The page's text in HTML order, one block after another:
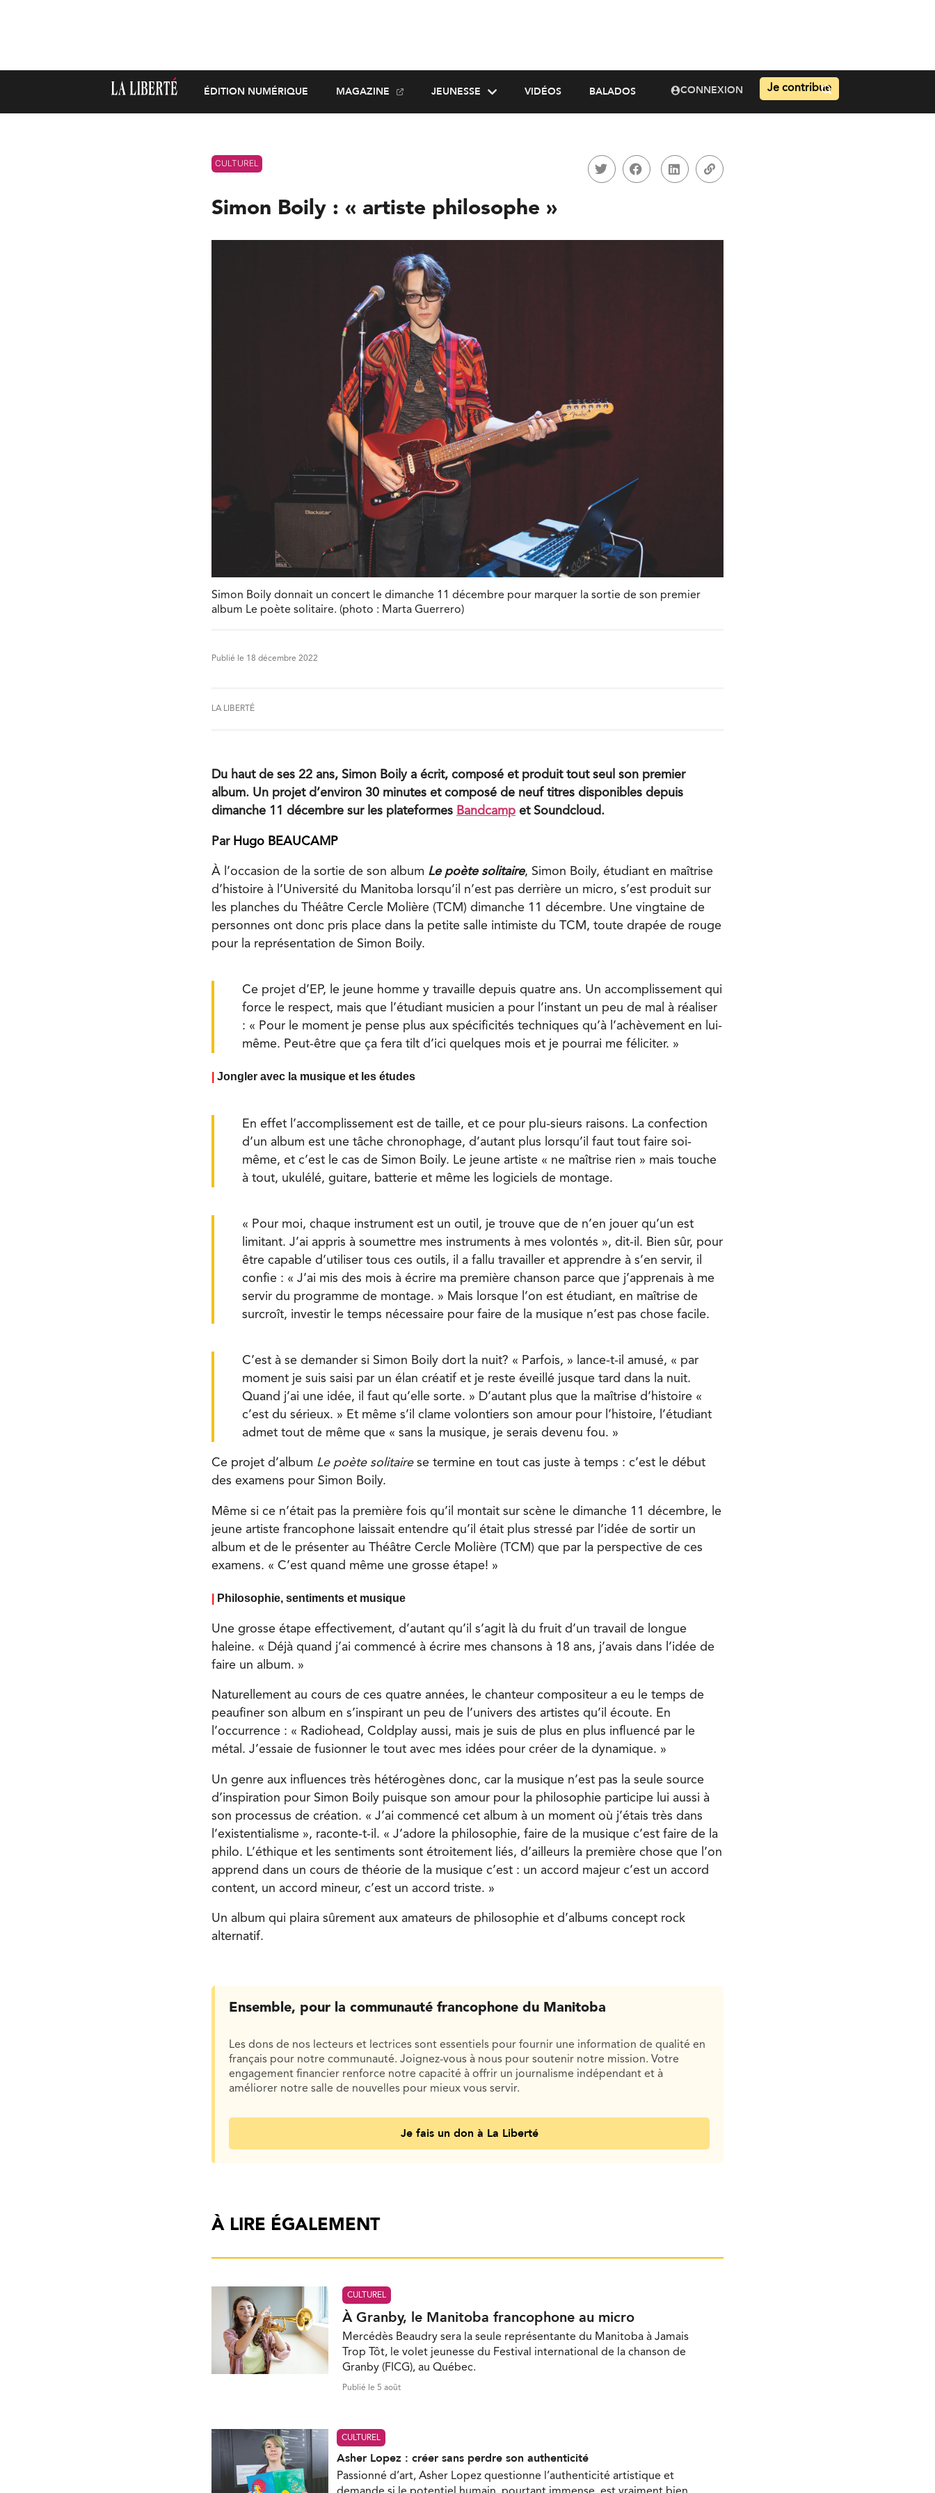
ÉDITION NUMÉRIQUE MAGAZINE JEUNESSE VIDÉOS BALADOS CONNEXION Je contribue
CULTUREL
Simon Boily : « artiste philosophe »
Simon Boily donnait un concert le dimanche 11 décembre pour marquer la sortie de son premier
album Le poète solitaire. (photo : Marta Guerrero)
Publié le 18 décembre 2022
LA LIBERTÉ
Du haut de ses 22 ans, Simon Boily a écrit, composé et produit tout seul son premier
album. Un projet d’environ 30 minutes et composé de neuf titres disponibles depuis
dimanche 11 décembre sur les plateformes Bandcamp et Soundcloud.
Par Hugo BEAUCAMP
À l’occasion de la sortie de son album Le poète solitaire, Simon Boily, étudiant en maîtrise
d’histoire à l’Université du Manitoba lorsqu’il n’est pas derrière un micro, s’est produit sur
les planches du Théâtre Cercle Molière (TCM) dimanche 11 décembre. Une vingtaine de
personnes ont donc pris place dans la petite salle intimiste du TCM, toute drapée de rouge
pour la représentation de Simon Boily.
Ce projet d’EP, le jeune homme y travaille depuis quatre ans. Un accomplissement qui
force le respect, mais que l’étudiant musicien a pour l’instant un peu de mal à réaliser
: « Pour le moment je pense plus aux spécificités techniques qu’à l’achèvement en lui-
même. Peut-être que ça fera tilt d’ici quelques mois et je pourrai me féliciter. »
Jongler avec la musique et les études
En effet l’accomplissement est de taille, et ce pour plu-sieurs raisons. La confection
d’un album est une tâche chronophage, d’autant plus lorsqu’il faut tout faire soi-
même, et c’est le cas de Simon Boily. Le jeune artiste « ne maîtrise rien » mais touche
à tout, ukulélé, guitare, batterie et même les logiciels de montage.
« Pour moi, chaque instrument est un outil, je trouve que de n’en jouer qu’un est
limitant. J’ai appris à soumettre mes instruments à mes volontés », dit-il. Bien sûr, pour
être capable d’utiliser tous ces outils, il a fallu travailler et apprendre à s’en servir, il
confie : « J’ai mis des mois à écrire ma première chanson parce que j’apprenais à me
servir du programme de montage. » Mais lorsque l’on est étudiant, en maîtrise de
surcroît, investir le temps nécessaire pour faire de la musique n’est pas chose facile.
C’est à se demander si Simon Boily dort la nuit? « Parfois, » lance-t-il amusé, « par
moment je suis saisi par un élan créatif et je reste éveillé jusque tard dans la nuit.
Quand j’ai une idée, il faut qu’elle sorte. » D’autant plus que la maîtrise d’histoire «
c’est du sérieux. » Et même s’il clame volontiers son amour pour l’histoire, l’étudiant
admet tout de même que « sans la musique, je serais devenu fou. »
Ce projet d’album Le poète solitaire se termine en tout cas juste à temps : c’est le début
des examens pour Simon Boily.
Même si ce n’était pas la première fois qu’il montait sur scène le dimanche 11 décembre, le
jeune artiste francophone laissait entendre qu’il était plus stressé par l’idée de sortir un
album et de le présenter au Théâtre Cercle Molière (TCM) que par la perspective de ces
examens. « C’est quand même une grosse étape! »
Philosophie, sentiments et musique
Une grosse étape effectivement, d’autant qu’il s’agit là du fruit d’un travail de longue
haleine. « Déjà quand j’ai commencé à écrire mes chansons à 18 ans, j’avais dans l’idée de
faire un album. »
Naturellement au cours de ces quatre années, le chanteur compositeur a eu le temps de
peaufiner son album en s’inspirant un peu de l’univers des artistes qu’il écoute. En
l’occurrence : « Radiohead, Coldplay aussi, mais je suis de plus en plus influencé par le
métal. J’essaie de fusionner le tout avec mes idées pour créer de la dynamique. »
Un genre aux influences très hétérogènes donc, car la musique n’est pas la seule source
d’inspiration pour Simon Boily puisque son amour pour la philosophie participe lui aussi à
son processus de création. « J’ai commencé cet album à un moment où j’étais très dans
l’existentialisme », raconte-t-il. « J’adore la philosophie, faire de la musique c’est faire de la
philo. L’éthique et les sentiments sont étroitement liés, d’ailleurs la première chose que l’on
apprend dans un cours de théorie de la musique c’est : un accord majeur c’est un accord
content, un accord mineur, c’est un accord triste. »
Un album qui plaira sûrement aux amateurs de philosophie et d’albums concept rock
alternatif.
Ensemble, pour la communauté francophone du Manitoba
Les dons de nos lecteurs et lectrices sont essentiels pour fournir une information de qualité en
français pour notre communauté. Joignez-vous à nous pour soutenir notre mission. Votre
engagement financier renforce notre capacité à offrir un journalisme indépendant et à
améliorer notre salle de nouvelles pour mieux vous servir.
Je fais un don à La Liberté
À LIRE ÉGALEMENT
CULTUREL
À Granby, le Manitoba francophone au micro
Mercédès Beaudry sera la seule représentante du Manitoba à Jamais
Trop Tôt, le volet jeunesse du Festival international de la chanson de
Granby (FICG), au Québec.
Publié le 5 août
CULTUREL
Asher Lopez : créer sans perdre son authenticité
Passionné d’art, Asher Lopez questionne l’authenticité artistique et